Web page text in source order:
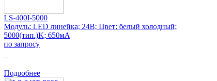
LS-400I-5000
Модуль: LED линейка; 24В; Цвет: белый холодный;
5000(тип.)K; 650мА
по запросу
Подробнее